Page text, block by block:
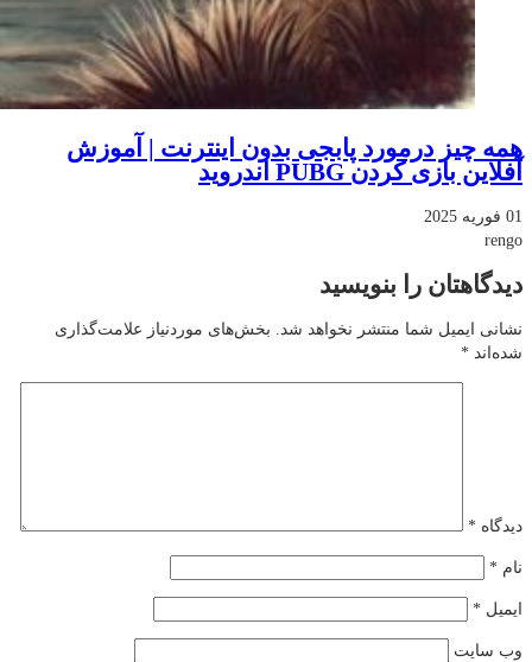
همه چیز درمورد پابجی بدون اینترنت | آموزش
آفلاین بازی کردن PUBG اندروید
01 فوریه 2025
rengo
دیدگاهتان را بنویسید
نشانی ایمیل شما منتشر نخواهد شد. بخش‌های موردنیاز علامت‌گذاری
شده‌اند *
دیدگاه *
نام *
ایمیل *
وب‌ سایت